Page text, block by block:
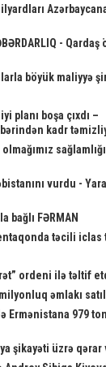
- Qardaş
böyük maliyyə
planı boşa çıxdı –
kadr
vurdu -
bağlı FƏRMAN
təcili iclas
ordeni ilə təltif
əmlakı
Ermənistana 979
şikayəti üzrə